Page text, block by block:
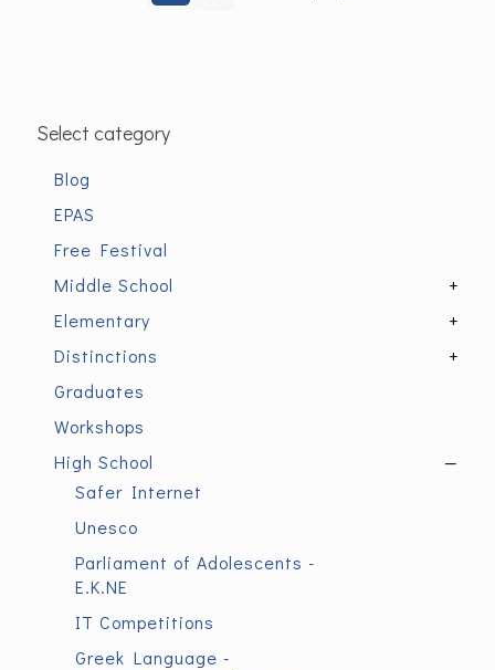
Select category
Blog
EPAS
Free Festival
+
Middle School
+
Elementary
+
Distinctions
Graduates
Workshops
—
High School
Safer Internet
Unesco
Parliament of Adolescents -
E.K.NE
IT Competitions
Greek Language -